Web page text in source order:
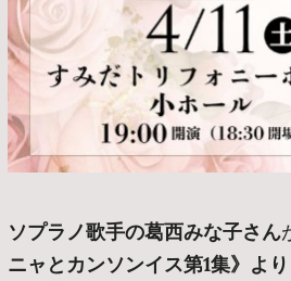
ソプラノ歌手の葛西みな子さん
ニャとカンソンイス第1集》よ